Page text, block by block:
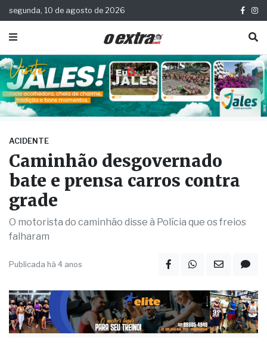
segunda, 10 de agosto de 2026
ACIDENTE
Caminhão desgovernado
bate e prensa carros contra
grade
O motorista do caminhão disse à Polícia que os freios
falharam
Publicada há 4 anos